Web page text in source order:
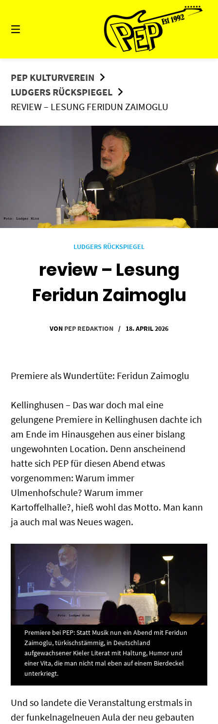
Inhalt
PEP KULTURVEREIN
LUDGERS RÜCKSPIEGEL
REVIEW – LESUNG FERIDUN ZAIMOGLU
LUDGERS RÜCKSPIEGEL
review – Lesung
Feridun Zaimoglu
VON PEP REDAKTION / 18. APRIL 2026
Premiere als Wundertüte: Feridun Zaimoglu
Kellinghusen – Das war doch mal eine
gelungene Premiere in Kellinghusen dachte ich
am Ende im Hinausgehen aus einer bislang
ungewohnten Location. Denn anscheinend
hatte sich PEP für diesen Abend etwas
vorgenommen: Warum immer
Ulmenhofschule? Warum immer
Kartoffelhalle?, hieß wohl das Motto. Man kann
ja auch mal was Neues wagen.
Premiere bei PEP: Statt Musik nun ein Abend mit Feridun
Zaimoglu, türkischstämmig, in Deutschland
aufgewachsener Kieler Literat mit Haltung, Humor und
einer Vita, die man nicht mal eben auf einem Bierdeckel
unterkriegt.
Und so landete die Veranstaltung erstmals in
der funkelnagelneuen Aula der neu gebauten